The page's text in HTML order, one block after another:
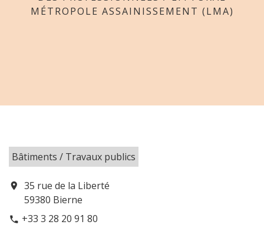
MÉTROPOLE ASSAINISSEMENT (LMA)
Bâtiments / Travaux publics
location_on
35 rue de la Liberté
59380 Bierne
phone +33 3 28 20 91 80